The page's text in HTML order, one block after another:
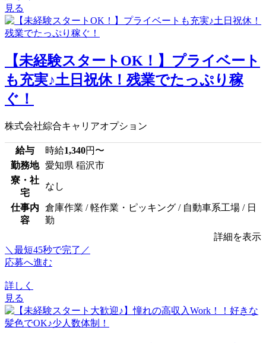
見る
【未経験スタートOK！】プライベート
も充実♪土日祝休！残業でたっぷり稼
ぐ！
株式会社綜合キャリアオプション
給与 時給1,340円〜
勤務地
愛知県 稲沢市
寮・社
宅
なし
仕事内
容
倉庫作業 / 軽作業・ピッキング / 自動車系工場 / 日
勤
詳細を表示
＼最短45秒で完了／
応募へ進む
詳しく
見る